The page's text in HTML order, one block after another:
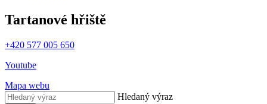
Tartanové hřiště
+420 577 005 650
Youtube
Mapa webu
Hledaný výraz